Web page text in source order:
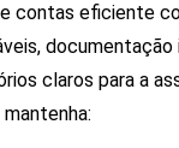
contas eficiente
claros para a